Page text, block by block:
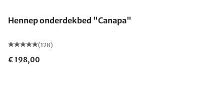
Hennep onderdekbed "Canapa"
(128)
€ 198,00